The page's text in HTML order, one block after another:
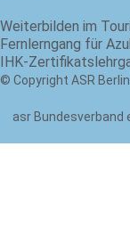
Weiterbilden im
Fernlerngang für
IHK-
© Copyright ASR
asr Bundesverband